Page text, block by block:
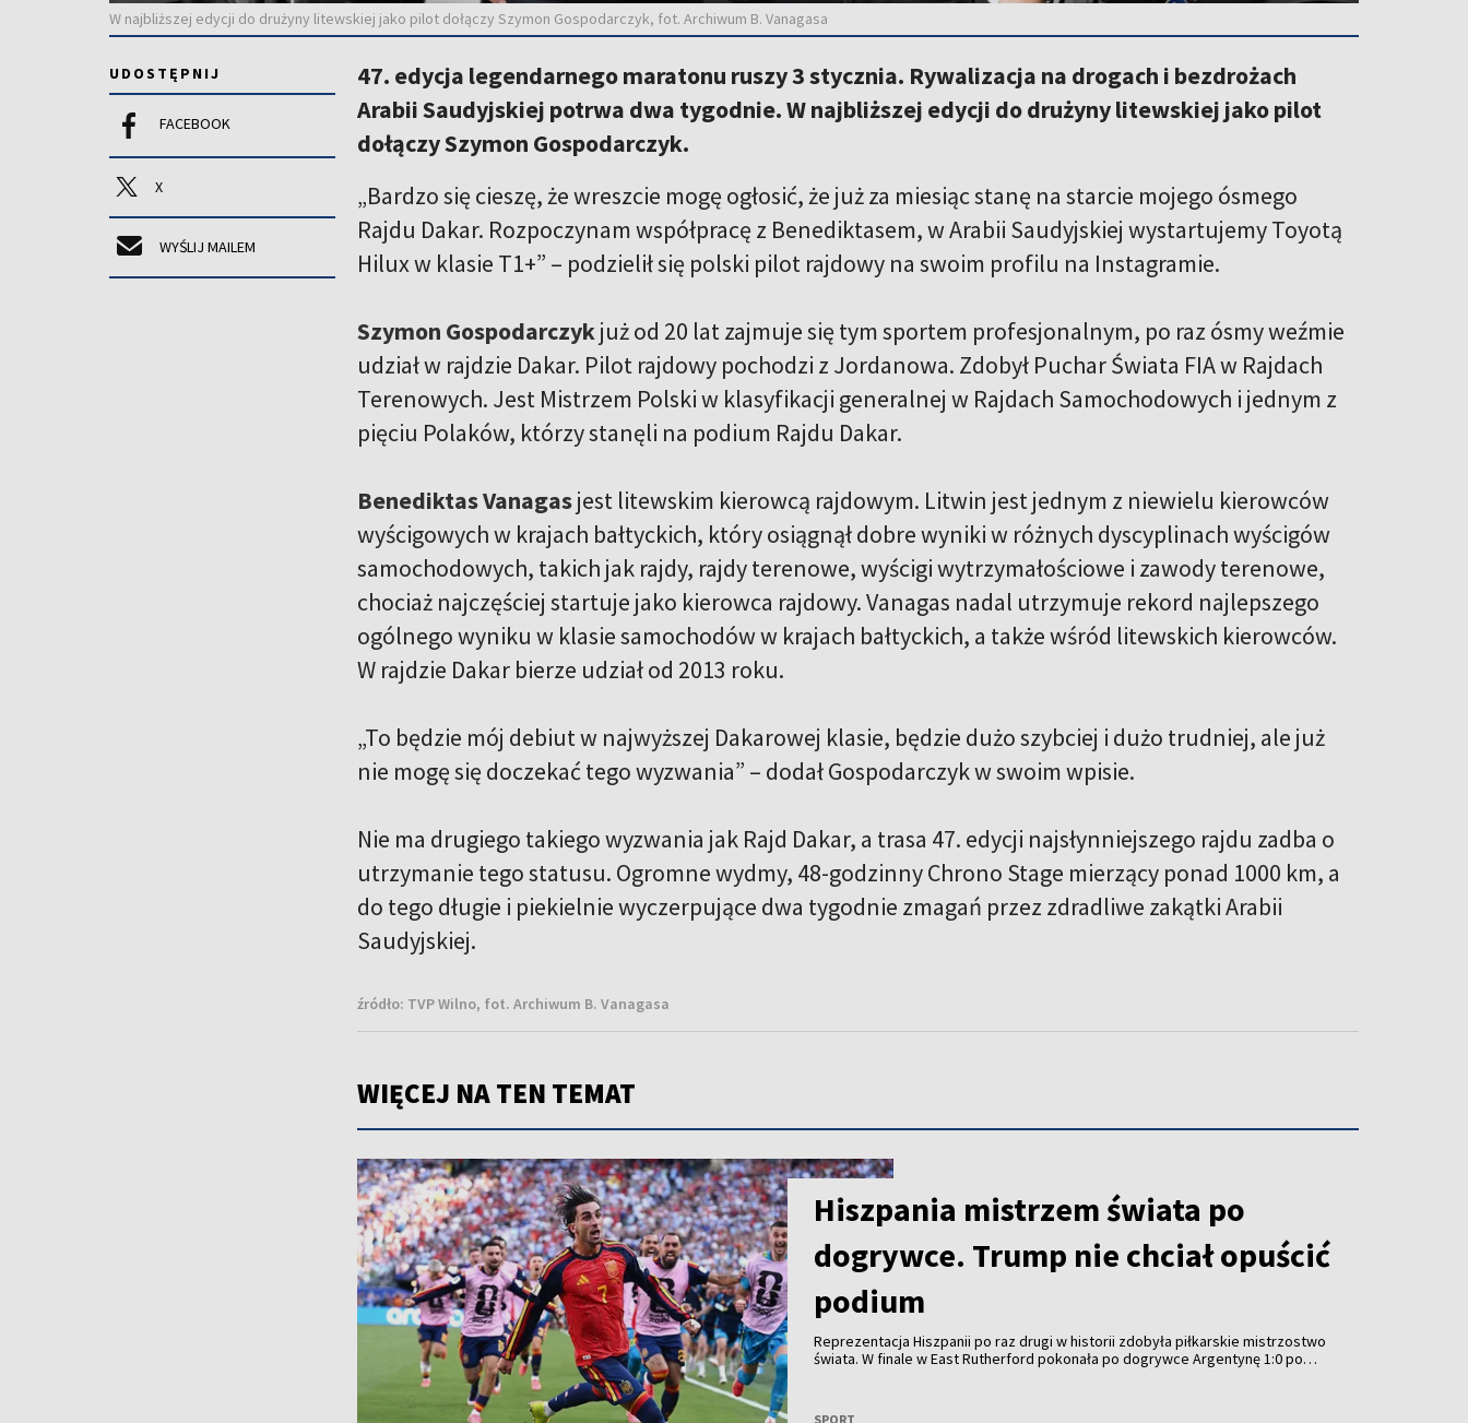
W najbliższej edycji do drużyny litewskiej jako pilot dołączy Szymon Gospodarczyk, fot. Archiwum B. Vanagasa
UDOSTĘPNIJ
FACEBOOK
X
WYŚLIJ MAILEM
47. edycja legendarnego maratonu ruszy 3 stycznia. Rywalizacja na drogach i bezdrożach
Arabii Saudyjskiej potrwa dwa tygodnie. W najbliższej edycji do drużyny litewskiej jako pilot
dołączy Szymon Gospodarczyk.
„Bardzo się cieszę, że wreszcie mogę ogłosić, że już za miesiąc stanę na starcie mojego ósmego
Rajdu Dakar. Rozpoczynam współpracę z Benediktasem, w Arabii Saudyjskiej wystartujemy Toyotą
Hilux w klasie T1+” – podzielił się polski pilot rajdowy na swoim profilu na Instagramie.
Szymon Gospodarczyk już od 20 lat zajmuje się tym sportem profesjonalnym, po raz ósmy weźmie
udział w rajdzie Dakar. Pilot rajdowy pochodzi z Jordanowa. Zdobył Puchar Świata FIA w Rajdach
Terenowych. Jest Mistrzem Polski w klasyfikacji generalnej w Rajdach Samochodowych i jednym z
pięciu Polaków, którzy stanęli na podium Rajdu Dakar.
Benediktas Vanagasjest litewskim kierowcą rajdowym. Litwin jest jednym z niewielu kierowców
wyścigowych w krajach bałtyckich, który osiągnął dobre wyniki w różnych dyscyplinach wyścigów
samochodowych, takich jak rajdy, rajdy terenowe, wyścigi wytrzymałościowe i zawody terenowe,
chociaż najczęściej startuje jako kierowca rajdowy. Vanagas nadal utrzymuje rekord najlepszego
ogólnego wyniku w klasie samochodów w krajach bałtyckich, a także wśród litewskich kierowców.
W rajdzie Dakar bierze udział od 2013 roku.
„To będzie mój debiut w najwyższej Dakarowej klasie, będzie dużo szybciej i dużo trudniej, ale już
nie mogę się doczekać tego wyzwania” – dodał Gospodarczyk w swoim wpisie.
Nie ma drugiego takiego wyzwania jak Rajd Dakar, a trasa 47. edycji najsłynniejszego rajdu zadba o
utrzymanie tego statusu. Ogromne wydmy, 48-godzinny Chrono Stage mierzący ponad 1000 km, a
do tego długie i piekielnie wyczerpujące dwa tygodnie zmagań przez zdradliwe zakątki Arabii
Saudyjskiej.
źródło: TVP Wilno, fot. Archiwum B. Vanagasa
WIĘCEJ NA TEN TEMAT
Hiszpania mistrzem świata po
dogrywce. Trump nie chciał opuścić
podium
Reprezentacja Hiszpanii po raz drugi w historii zdobyła piłkarskie mistrzostwo
świata. W finale w East Rutherford pokonała po dogrywce Argentynę 1:0 po
rokiem podczas finału Klubowych Mistrzostw Świata – nie chciał opuścić
SPORT